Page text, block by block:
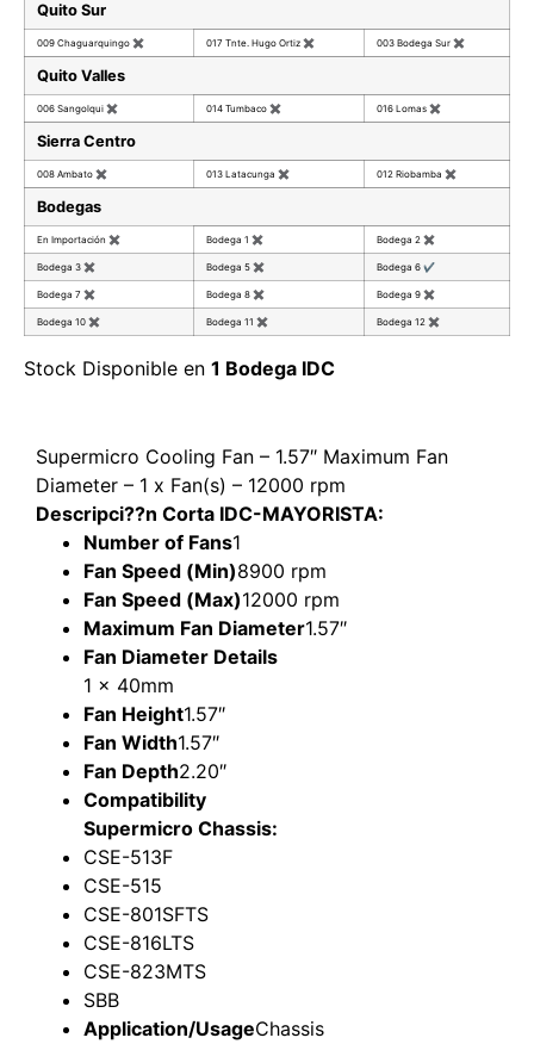
Quito Sur
009 Chaguarquingo ✖ 017 Tnte. Hugo Ortiz ✖ 003 Bodega Sur ✖
Quito Valles
006 Sangolqui ✖ 014 Tumbaco ✖ 016 Lomas ✖
Sierra Centro
008 Ambato ✖ 013 Latacunga ✖ 012 Riobamba ✖
Bodegas
En Importación ✖ Bodega 1 ✖ Bodega 2 ✖
Bodega 3 ✖ Bodega 5 ✖ Bodega 6 ✔
Bodega 7 ✖ Bodega 8 ✖ Bodega 9 ✖
Bodega 10 ✖ Bodega 11 ✖ Bodega 12 ✖
Stock Disponible en 1 Bodega IDC
Supermicro Cooling Fan – 1.57″ Maximum Fan
Diameter – 1 x Fan(s) – 12000 rpm
Descripci??n Corta IDC-MAYORISTA:
Number of Fans1
Fan Speed (Min)8900 rpm
Fan Speed (Max)12000 rpm
Maximum Fan Diameter1.57″
Fan Diameter Details
1 x 40mm
Fan Height1.57″
Fan Width1.57″
Fan Depth2.20″
Compatibility
Supermicro Chassis:
CSE-513F
CSE-515
CSE-801SFTS
CSE-816LTS
CSE-823MTS
SBB
Application/UsageChassis